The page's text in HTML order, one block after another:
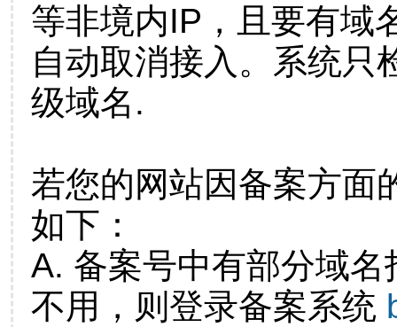
等非境内IP，且要有域
自动取消接入。系统只
级域名.
若您的网站因备案方面
如下：
A. 备案号中有部分域
不用，则登录备案系统